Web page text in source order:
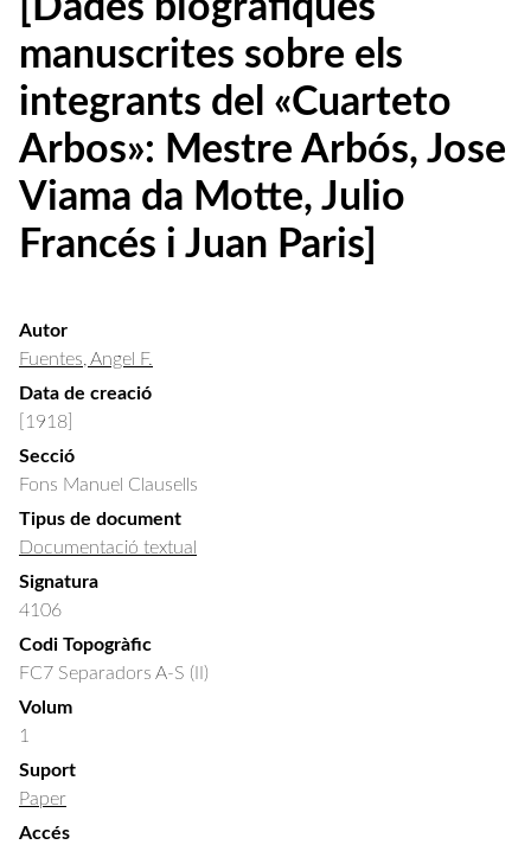
[Dades biogràfiques
manuscrites sobre els
integrants del «Cuarteto
Arbos»: Mestre Arbós, Jose
Viama da Motte, Julio
Francés i Juan Paris]
Autor
Fuentes, Angel F.
Data de creació
[1918]
Secció
Fons Manuel Clausells
Tipus de document
Documentació textual
Signatura
4106
Codi Topogràfic
FC7 Separadors A-S (II)
Volum
1
Suport
Paper
Accés